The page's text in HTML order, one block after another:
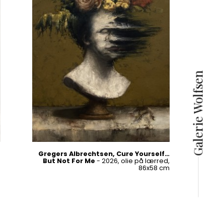
Galerie Wolfsen
Gregers Albrechtsen, Cure Yourself…
But Not For Me - 2026, olie på lærred,
86x58 cm